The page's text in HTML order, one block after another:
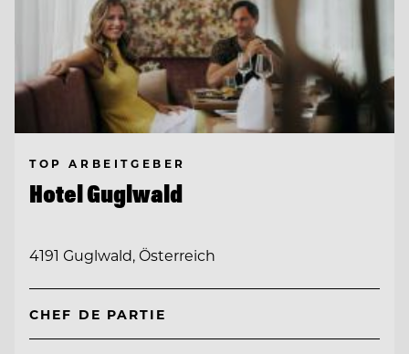
TOP ARBEITGEBER
Hotel Guglwald
4191 Guglwald, Österreich
CHEF DE PARTIE